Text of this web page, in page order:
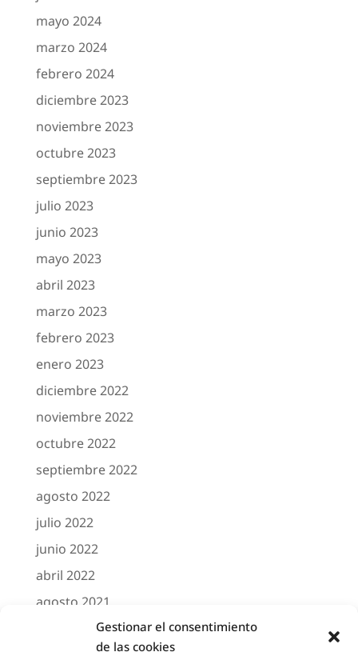
Gestionar el consentimiento
de las cookies
mayo 2024
marzo 2024
febrero 2024
diciembre 2023
noviembre 2023
octubre 2023
septiembre 2023
julio 2023
junio 2023
mayo 2023
abril 2023
marzo 2023
febrero 2023
enero 2023
diciembre 2022
noviembre 2022
octubre 2022
septiembre 2022
agosto 2022
julio 2022
junio 2022
abril 2022
agosto 2021
marzo 2021